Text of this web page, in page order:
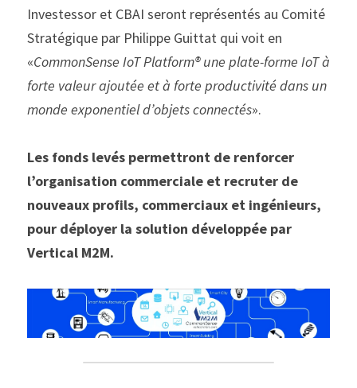
Investessor et CBAI seront représentés au Comité
Stratégique par Philippe Guittat qui voit en
«CommonSense IoT Platform® une plate-forme IoT à
forte valeur ajoutée et à forte productivité dans un
monde exponentiel d’objets connectés».
Les fonds levés permettront de renforcer
l’organisation commerciale et recruter de
nouveaux profils, commerciaux et ingénieurs,
pour déployer la solution développée par
Vertical M2M.